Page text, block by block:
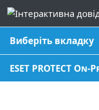
Виберіть вкладку
ESET PROTECT On-